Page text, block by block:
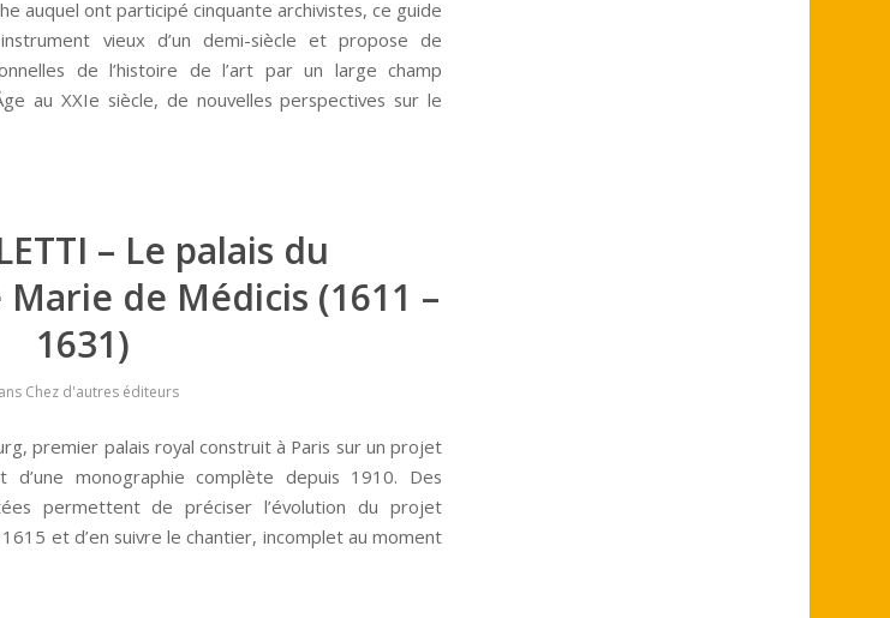
auquel ont participé cinquante archivistes, ce guide
vieux d’un demi-siècle et propose de
de l’histoire de l’art par un large champ
au XXIe siècle, de nouvelles perspectives sur le
– Le palais du
de Médicis (1611 –
1631)
Chez d'autres éditeurs
premier palais royal construit à Paris sur un projet
d’une monographie complète depuis 1910. Des
permettent de préciser l’évolution du projet
et d’en suivre le chantier, incomplet au moment